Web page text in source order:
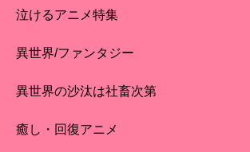
泣けるアニメ特集
異世界/ファンタジー
異世界の沙汰は社畜次第
癒し・回復アニメ